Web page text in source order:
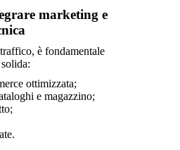
marketing e
è fondamentale
ottimizzata;
e magazzino;